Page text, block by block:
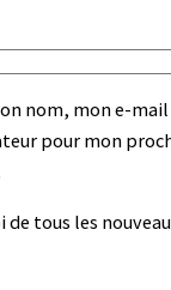
nom, mon e-
pour mon
de tous les